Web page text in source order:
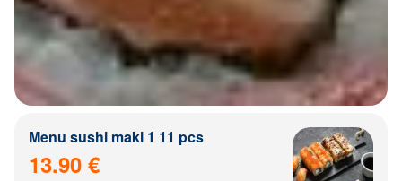
Menu sushi maki 1 11 pcs
13.90 €